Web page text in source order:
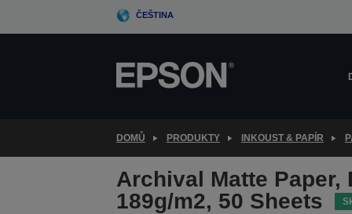
ČEŠTINA
DOMŮ PRODUKTY INKOUST & PAPÍR
Archival Matte Paper,
189g/m2, 50 Sheets